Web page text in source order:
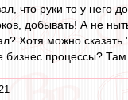
что руки то у него
добывать! А не
Хотя можно
бизнес процессы?